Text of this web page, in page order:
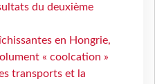
du deuxième
en Hongrie,
« coolcation »
transports et la